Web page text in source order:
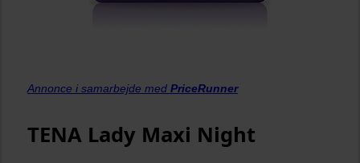
Annonce i samarbejde med PriceRunner
TENA Lady Maxi Night